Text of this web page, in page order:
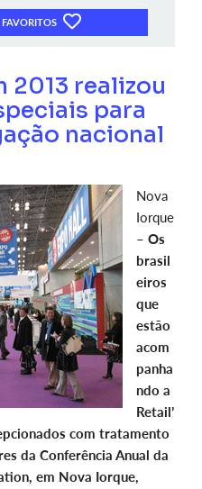
2013 realizou
para
nacional
Nova
Iorque
– Os
brasil
eiros
que
estão
acom
panha
ndo a
Retail’
com tratamento
da Conferência Anual da
em Nova Iorque,